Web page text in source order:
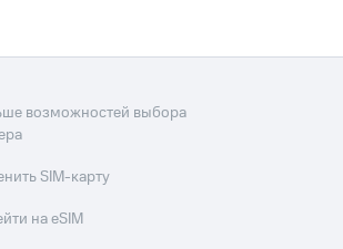
возможностей выбора
SIM-карту
на eSIM